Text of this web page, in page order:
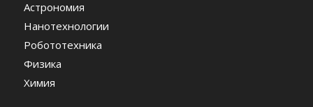
Астрономия
Нанотехнологии
Робототехника
Физика
Химия